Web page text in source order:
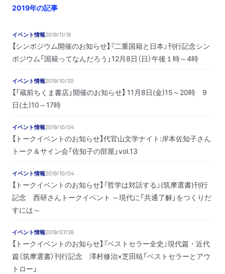
2019年の記事
イベント情報2019/11/19
【シンポジウム開催のお知らせ】『二重国籍と日本』刊行記念シン
ポジウム「国籍ってなんだろう」12月8日（日）午後１時～4時
イベント情報2019/10/30
【「蔵前ちくま書店」開催のお知らせ】 11月8日(金)15～20時 9
日(土)10～17時
イベント情報2019/10/04
【トークイベントのお知らせ】代官山文学ナイト:岸本佐知子さん
トーク＆サイン会「佐知子の部屋」vol.13
イベント情報2019/10/04
【トークイベントのお知らせ】『哲学は対話する』(筑摩選書)刊行
記念 西研さんトークイベント ～現代に「共通了解」をつくりだ
すには～
イベント情報2019/07/26
【トークイベントのお知らせ】『ベストセラー全史』現代篇・近代
篇（筑摩選書）刊行記念 澤村修治×芝田暁「ベストセラーとアウ
トロー」